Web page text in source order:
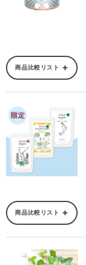
商品比較リスト
商品比較リスト